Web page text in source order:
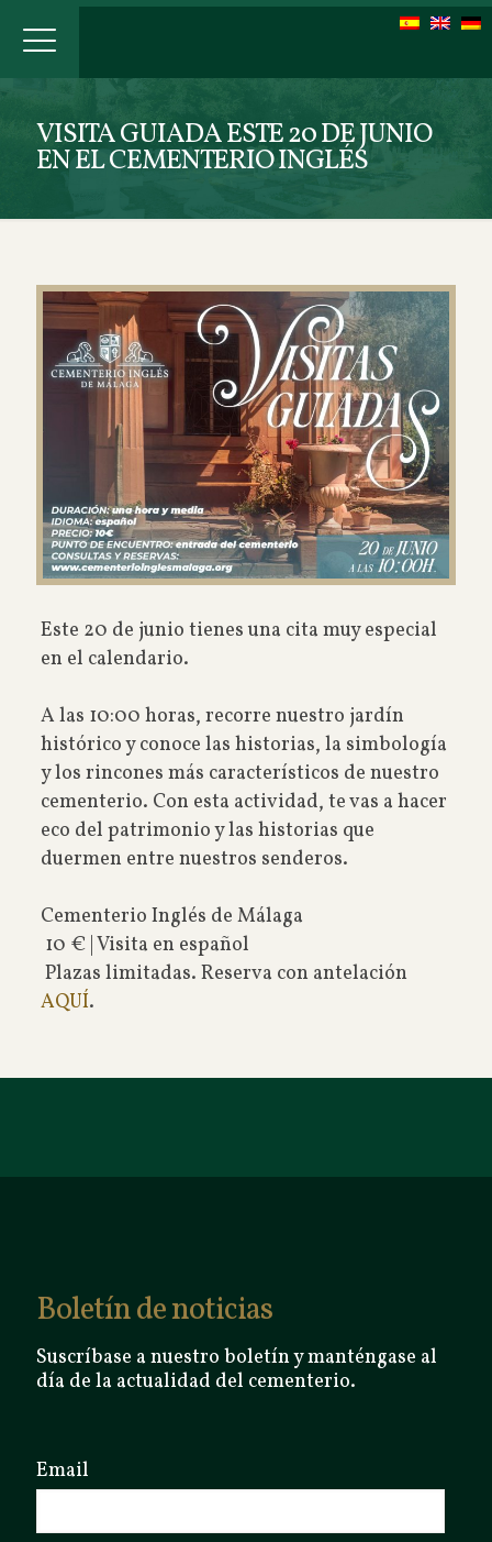
VISITA GUIADA ESTE 20 DE JUNIO
EN EL CEMENTERIO INGLÉS
Este 20 de junio tienes una cita muy especial
en el calendario.
A las 10:00 horas, recorre nuestro jardín
histórico y conoce las historias, la simbología
y los rincones más característicos de nuestro
cementerio. Con esta actividad, te vas a hacer
eco del patrimonio y las historias que
duermen entre nuestros senderos.
Cementerio Inglés de Málaga
10 € | Visita en español
Plazas limitadas. Reserva con antelación
AQUÍ.
Boletín de noticias
Suscríbase a nuestro boletín y manténgase al
día de la actualidad del cementerio.
Email